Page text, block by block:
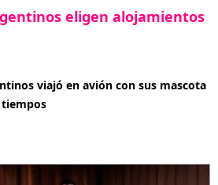
eligen alojamientos
viajó en avión con sus mascota